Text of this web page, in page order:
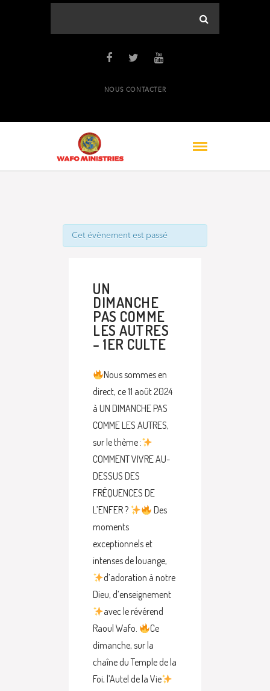
NOUS CONTACTER
Cet évènement est passé
UN
DIMANCHE
PAS COMME
LES AUTRES
– 1ER CULTE
Nous sommes en
direct, ce 11 août 2024
à UN DIMANCHE PAS
COMME LES AUTRES,
sur le thème :
COMMENT VIVRE AU-
DESSUS DES
FRÉQUENCES DE
L’ENFER ?
Des
moments
exceptionnels et
intenses de louange,
d’adoration à notre
Dieu, d’enseignement
avec le révérend
Raoul Wafo.
Ce
dimanche, sur la
chaîne du Temple de la
Foi, l’Autel de la Vie